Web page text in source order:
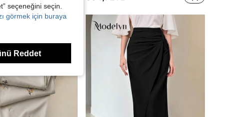
seçeneğini seçin.
görmek için buraya
Reddet